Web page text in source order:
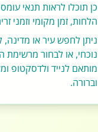
כן תוכלו לראות תנאי עומס
הלחות, זמן מקומי וזמני
ניתן לחפש עיר או
נוכחי, או לבחור מרשימת
מותאם לנייד ולדסקטופ
וברורה.